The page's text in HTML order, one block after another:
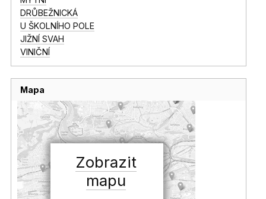
DRŮBEŽNICKÁ
U ŠKOLNÍHO POLE
JIŽNÍ SVAH
VINIČNÍ
Mapa
Zobrazit
mapu